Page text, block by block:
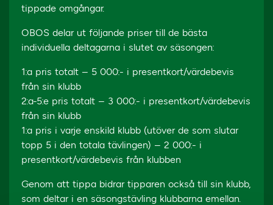
tippade omgångar.
OBOS delar ut följande priser till de bästa
individuella deltagarna i slutet av säsongen:
1:a pris totalt – 5 000:- i presentkort/värdebevis
från sin klubb
2:a-5:e pris totalt – 3 000:- i presentkort/värdebevis
från sin klubb
1:a pris i varje enskild klubb (utöver de som slutar
topp 5 i den totala tävlingen) – 2 000:- i
presentkort/värdebevis från klubben
Genom att tippa bidrar tipparen också till sin klubb,
som deltar i en säsongstävling klubbarna emellan.